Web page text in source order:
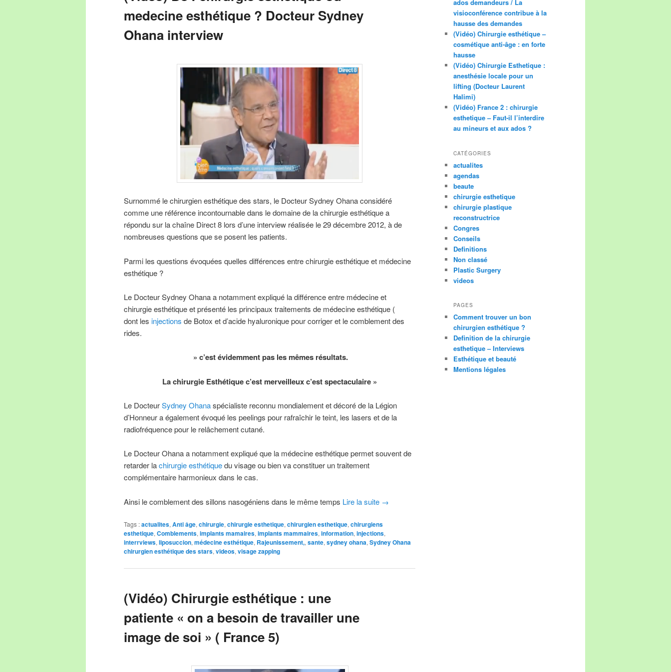
medecine esthétique ? Docteur Sydney
Ohana interview
Surnommé le chirurgien esthétique des stars, le Docteur Sydney Ohana considéré
comme une référence incontournable dans le domaine de la chirurgie esthétique a
répondu sur la chaîne Direct 8 lors d’une interview réalisée le 29 décembre 2012, à de
nombreuses questions que se posent les patients.
Parmi les questions évoquées quelles différences entre chirurgie esthétique et médecine
esthétique ?
Le Docteur Sydney Ohana a notamment expliqué la différence entre médecine et
chirurgie esthétique et présenté les principaux traitements de médecine esthétique (
dont les injections de Botox et d’acide hyaluronique pour corriger et le comblement des
rides.
» c’est évidemment pas les mêmes résultats.
La chirurgie Esthétique c’est merveilleux c’est spectaculaire »
Le DocteurSydney Ohanaspécialiste reconnu mondialement et décoré de la Légion
d’Honneur a également évoqué les peelings pour rafraîchir le teint, les lasers et de la
radiofréquence pour le relâchement cutané.
Le Docteur Ohana a notamment expliqué que la médecine esthétique permet souvent de
retarder lachirurgie esthétiquedu visage ou bien va constituer un traitement
complémentaire harmonieux dans le cas.
Ainsi le comblement des sillons nasogéniens dans le même temps Lire la suite →
Tags :actualites, Anti âge, chirurgie, chirurgie esthetique, chirurgien esthetique, chirurgiens
esthetique, Comblements, implants mamaires, implants mammaires, information, injections,
interrviews, liposuccion, médecine esthétique, Rajeunissement,, sante, sydney ohana, Sydney Ohana
chirurgien esthétique des stars, videos, visage zapping
(Vidéo) Chirurgie esthétique : une
patiente « on a besoin de travailler une
image de soi » ( France 5)
ados demandeurs / La
visioconférence contribue à la
hausse des demandes
(Vidéo) Chirurgie esthétique –
cosmétique anti-âge : en forte
hausse
(Vidéo) Chirurgie Esthetique :
anesthésie locale pour un
lifting (Docteur Laurent
Halimi)
(Vidéo) France 2 : chirurgie
esthetique – Faut-il l’interdire
au mineurs et aux ados ?
CATÉGORIES
actualites
agendas
beaute
chirurgie esthetique
chirurgie plastique
reconstructrice
Congres
Conseils
Definitions
Non classé
Plastic Surgery
videos
PAGES
Comment trouver un bon
chirurgien esthétique ?
Definition de la chirurgie
esthetique – Interviews
Esthétique et beauté
Mentions légales